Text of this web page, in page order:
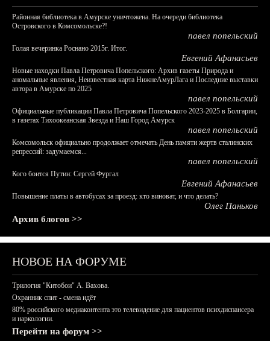
Районная библиотека в Амурске уничтожена. На очереди библиотека
Островского в Комсомольске?!
павел попельский
Голая вечеринка Роснано 2015г. Итог.
Евгений Афанасьев
Новые находки Павла Петровича Попельского: Архив газеты Природа и
аномальные явления, Неизвестная карта НижнеАмурЛага и Последние выставки
автора в Амурске по 2025
павел попельский
Официальные публикации Павла Петровича Попельского 2023-2025 в Болгарии,
в газетах Тихоокеанская Звезда и Наш Город Амурск
павел попельский
Комсомольск официально продолжает отмечать День памяти жертв сталинских
репрессий: задумаемся...
павел попельский
Кого боится Путин: Сергей Фургал
Евгений Афанасьев
Повышение платы в автобусах за проезд: кто виноват, и что делать?
Олег Паньков
Архив блогов >>
НОВОЕ НА ФОРУМЕ
Трилогия "Китобои" А. Вахова.
Охранник спит - смена идёт
80% российского медиаконтента это телевидение для пациентов психдиспансера
и наркологии.
Перейти на форум >>